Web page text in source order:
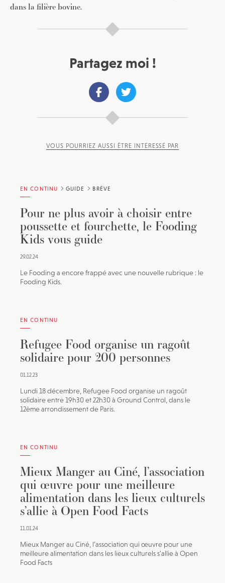
dans la filière bovine.
Partagez moi !
VOUS POURRIEZ AUSSI ÊTRE INTÉRESSÉ PAR
EN CONTINU GUIDE BRÈVE
Pour ne plus avoir à choisir entre
poussette et fourchette, le Fooding
Kids vous guide
29.02.24
Le Fooding a encore frappé avec une nouvelle rubrique : le
Fooding Kids.
EN CONTINU
Refugee Food organise un ragoût
solidaire pour 200 personnes
01.12.23
Lundi 18 décembre, Refugee Food organise un ragoût
solidaire entre 19h30 et 22h30 à Ground Control, dans le
12ème arrondissement de Paris.
EN CONTINU
Mieux Manger au Ciné, l’association
qui œuvre pour une meilleure
alimentation dans les lieux culturels
s’allie à Open Food Facts
11.01.24
Mieux Manger au Ciné, l’association qui œuvre pour une
meilleure alimentation dans les lieux culturels s’allie à Open
Food Facts